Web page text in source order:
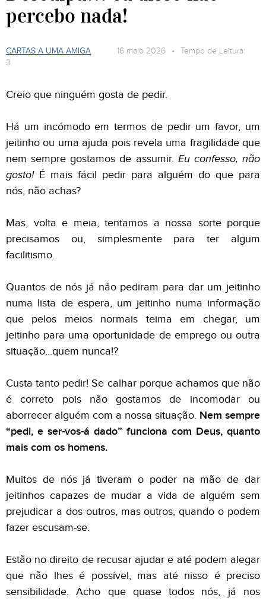
percebo nada!
CARTAS A UMA AMIGA
16 maio 2026 • Tempo de Leitura:
3
Creio que ninguém gosta de pedir.
Há um incómodo em termos de pedir um favor, um
jeitinho ou uma ajuda pois revela uma fragilidade que
nem sempre gostamos de assumir. Eu confesso, não
gosto!É mais fácil pedir para alguém do que para
nós, não achas?
Mas, volta e meia, tentamos a nossa sorte porque
precisamos ou, simplesmente para ter algum
facilitismo.
Quantos de nós já não pediram para dar um jeitinho
numa lista de espera, um jeitinho numa informação
que pelos meios normais teima em chegar, um
jeitinho para uma oportunidade de emprego ou outra
situação…quem nunca!?
Custa tanto pedir! Se calhar porque achamos que não
é correto pois não gostamos de incomodar ou
aborrecer alguém com a nossa situação. Nem sempre
“pedi, e ser-vos-á dado” funciona com Deus, quanto
mais com os homens.
Muitos de nós já tiveram o poder na mão de dar
jeitinhos capazes de mudar a vida de alguém sem
prejudicar a dos outros, mas outros, quando o podem
fazer escusam-se.
Estão no direito de recusar ajudar e até podem alegar
que não lhes é possível, mas até nisso é preciso
sensibilidade. Acho que quase todos nós, já nos